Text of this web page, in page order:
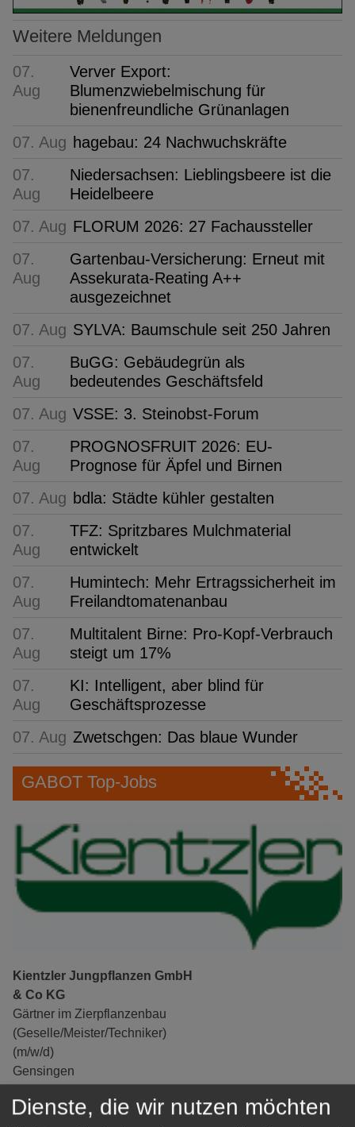
Weitere Meldungen
07.
Aug
Verver Export:
Blumenzwiebelmischung für
bienenfreundliche Grünanlagen
07. Aug hagebau: 24 Nachwuchskräfte
07.
Aug
Niedersachsen: Lieblingsbeere ist die
Heidelbeere
07. Aug FLORUM 2026: 27 Fachaussteller
07.
Aug
Gartenbau-Versicherung: Erneut mit
Assekurata-Reating A++
ausgezeichnet
07. Aug SYLVA: Baumschule seit 250 Jahren
07.
Aug
BuGG: Gebäudegrün als
bedeutendes Geschäftsfeld
07. Aug VSSE: 3. Steinobst-Forum
07.
Aug
PROGNOSFRUIT 2026: EU-
Prognose für Äpfel und Birnen
07. Aug bdla: Städte kühler gestalten
07.
Aug
TFZ: Spritzbares Mulchmaterial
entwickelt
07.
Aug
Humintech: Mehr Ertragssicherheit im
Freilandtomatenanbau
07.
Aug
Multitalent Birne: Pro-Kopf-Verbrauch
steigt um 17%
07.
Aug
KI: Intelligent, aber blind für
Geschäftsprozesse
07. Aug Zwetschgen: Das blaue Wunder
GABOT Top-Jobs
Kientzler Jungpflanzen GmbH
& Co KG
Gärtner im Zierpflanzenbau
(Geselle/Meister/Techniker)
(m/w/d)
Gensingen
Dienste, die wir nutzen möchten